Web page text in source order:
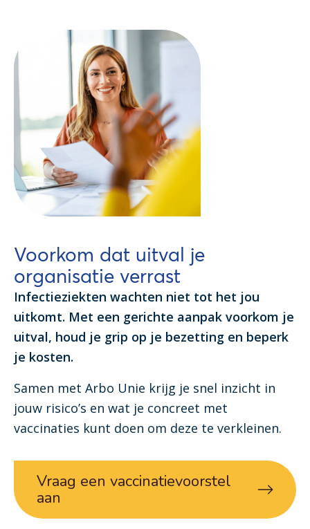
Voorkom dat uitval je
organisatie verrast
Infectieziekten wachten niet tot het jou
uitkomt. Met een gerichte aanpak voorkom je
uitval, houd je grip op je bezetting en beperk
je kosten.
Samen met Arbo Unie krijg je snel inzicht in
jouw risico’s en wat je concreet met
vaccinaties kunt doen om deze te verkleinen.
Vraag een vaccinatievoorstel
aan